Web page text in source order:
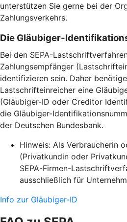
unterstützen Sie gerne bei der
Zahlungsverkehrs.
Die Gläubiger-
Bei den SEPA-
Zahlungsempfänger
identifizieren sein. Daher
Lastschrifteinreicher eine
(Gläubiger-ID oder Creditor
die Gläubiger-
der Deutschen Bundesbank.
Hinweis: Als Verbraucherin
(Privatkundin oder
SEPA-Firmen-
ausschließlich für
Info zur Gläubiger-ID